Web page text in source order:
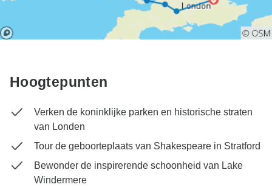
Hoogtepunten
Verken de koninklijke parken en historische straten
van Londen
Tour de geboorteplaats van Shakespeare in Stratford
Bewonder de inspirerende schoonheid van Lake
Windermere